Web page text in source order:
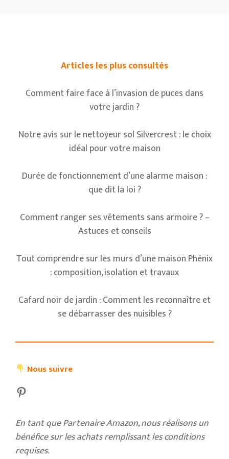
Articles les plus consultés
Comment faire face à l’invasion de puces dans
votre jardin ?
Notre avis sur le nettoyeur sol Silvercrest : le choix
idéal pour votre maison
Durée de fonctionnement d’une alarme maison :
que dit la loi ?
Comment ranger ses vêtements sans armoire ? –
Astuces et conseils
Tout comprendre sur les murs d’une maison Phénix
: composition, isolation et travaux
Cafard noir de jardin : Comment les reconnaître et
se débarrasser des nuisibles ?
Nous suivre
Pinterest
En tant que Partenaire Amazon, nous réalisons un
bénéfice sur les achats remplissant les conditions
requises.